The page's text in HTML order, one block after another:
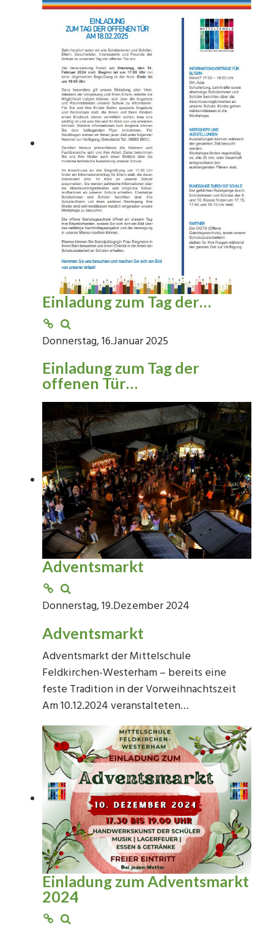
Einladung zum Tag der…
Donnerstag, 16.Januar 2025
Einladung zum Tag der
offenen Tür…
Adventsmarkt
Donnerstag, 19.Dezember 2024
Adventsmarkt
Adventsmarkt der Mittelschule
Feldkirchen-Westerham – bereits eine
feste Tradition in der Vorweihnachtszeit
Am 10.12.2024 veranstalteten…
Einladung zum Adventsmarkt
2024